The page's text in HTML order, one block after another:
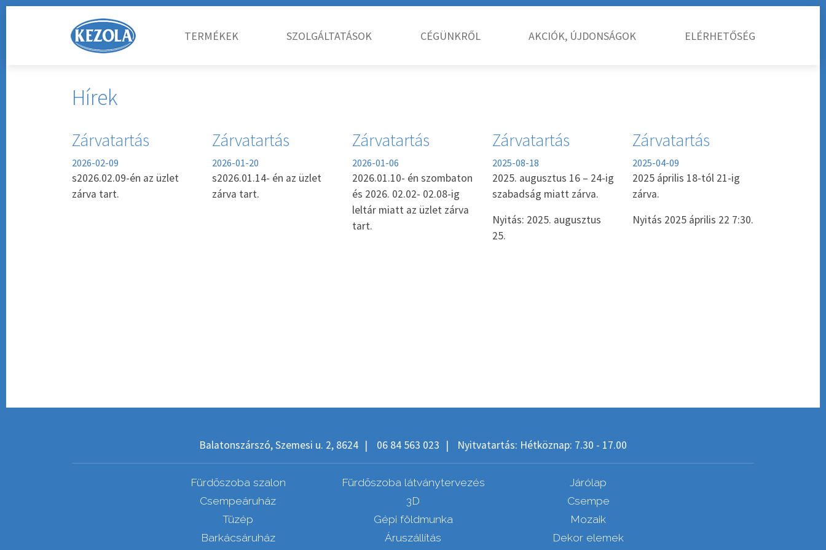
TERMÉKEK SZOLGÁLTATÁSOK CÉGÜNKRŐL AKCIÓK, ÚJDONSÁGOK ELÉRHETŐSÉG
Hírek
Zárvatartás
2026-02-09
s2026.02.09-én az üzlet
zárva tart.
Zárvatartás
2026-01-20
s2026.01.14- én az üzlet
zárva tart.
Zárvatartás
2026-01-06
2026.01.10- én szombaton
és 2026. 02.02- 02.08-ig
leltár miatt az üzlet zárva
tart.
Zárvatartás
2025-08-18
2025. augusztus 16 – 24-ig
szabadság miatt zárva.
Nyitás: 2025. augusztus
25.
Zárvatartás
2025-04-09
2025 április 18-tól 21-ig
zárva.
Nyitás 2025 április 22 7:30.
Balatonszárszó, Szemesi u. 2, 8624 | 06 84 563 023 | Nyitvatartás: Hétköznap: 7.30 - 17.00
Fürdőszoba szalon
Csempeáruház
Tüzép
Barkácsáruház
Fürdőszoba látványtervezés
3D
Gépi földmunka
Áruszállítás
Járólap
Csempe
Mozaik
Dekor elemek